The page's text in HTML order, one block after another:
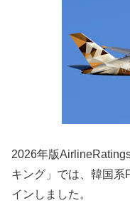
2026年版
キング」では、韓国系
インしました。